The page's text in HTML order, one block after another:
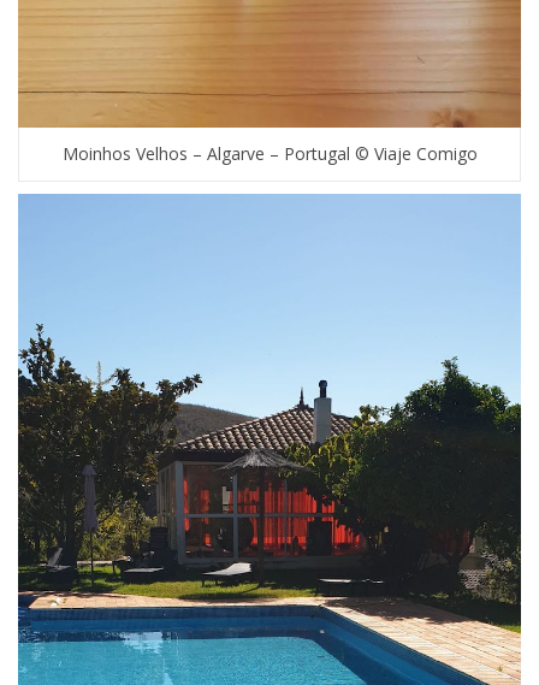
Moinhos Velhos – Algarve – Portugal © Viaje Comigo